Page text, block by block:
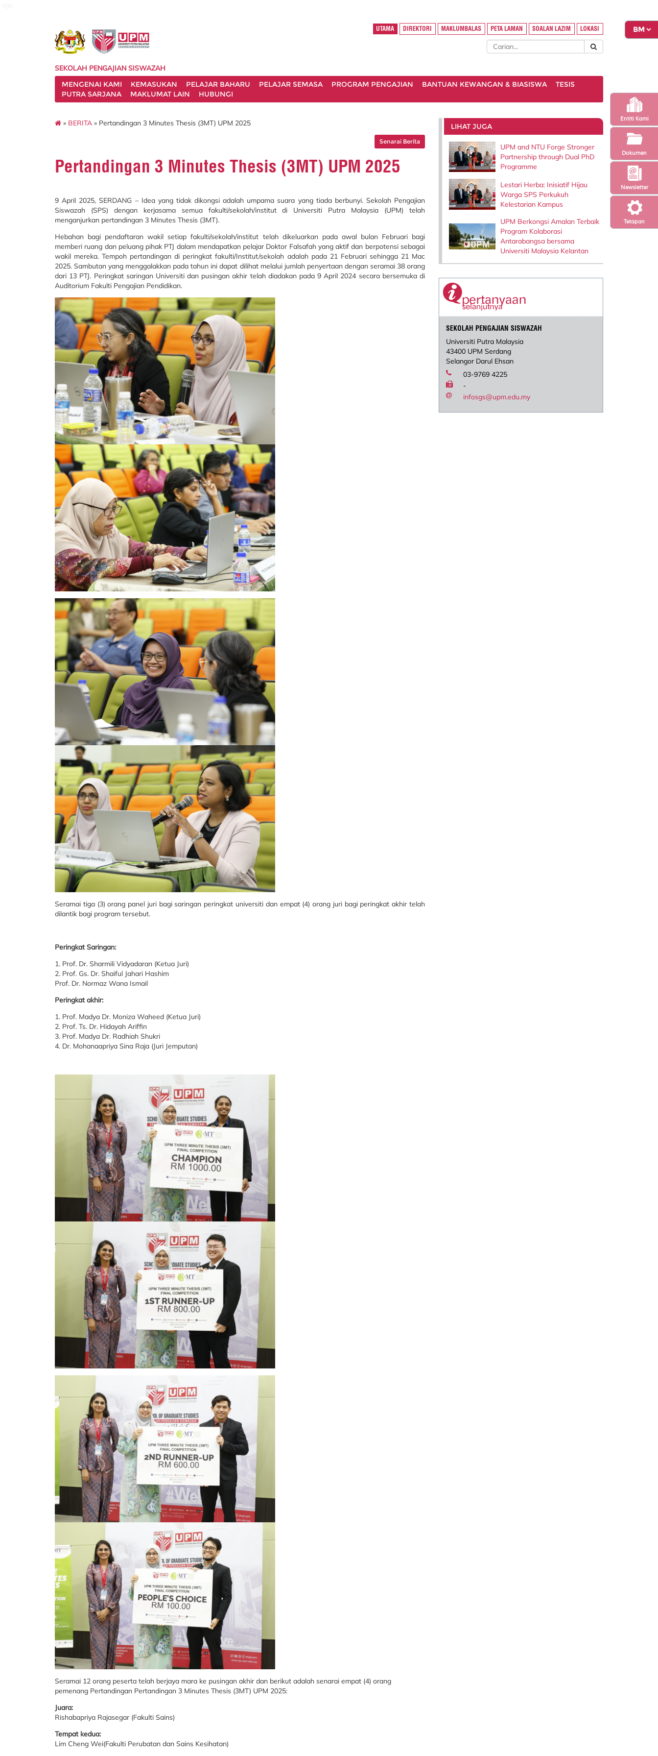
Tetapan
Newsletter
Entiti Kami
Dokumen
UTAMA DIREKTORI MAKLUMBALAS PETA LAMAN SOALAN LAZIM LOKASI
SEKOLAH PENGAJIAN SISWAZAH
MENGENAI KAMI
KEMASUKAN PELAJAR BAHARU PELAJAR SEMASA PROGRAM PENGAJIAN BANTUAN KEWANGAN & BIASISWA
TESIS
PUTRA SARJANA
MAKLUMAT LAIN HUBUNGI
» BERITA » Pertandingan 3 Minutes Thesis (3MT) UPM 2025
Senarai Berita
Pertandingan 3 Minutes Thesis (3MT) UPM 2025
9 April 2025, SERDANG – Idea yang tidak dikongsi adalah umpama suara yang tiada berbunyi. Sekolah Pengajian
Siswazah (SPS) dengan kerjasama semua fakulti/sekolah/institut di Universiti Putra Malaysia (UPM) telah
menganjurkan pertandingan 3 Minutes Thesis (3MT).
Hebahan bagi pendaftaran wakil setiap fakulti/sekolah/institut telah dikeluarkan pada awal bulan Februari bagi
memberi ruang dan peluang pihak PTJ dalam mendapatkan pelajar Doktor Falsafah yang aktif dan berpotensi sebagai
wakil mereka. Tempoh pertandingan di peringkat fakulti/Institut/sekolah adalah pada 21 Februari sehingga 21 Mac
2025. Sambutan yang menggalakkan pada tahun ini dapat dilihat melalui jumlah penyertaan dengan seramai 38 orang
dari 13 PTJ. Peringkat saringan Universiti dan pusingan akhir telah diadakan pada 9 April 2024 secara bersemuka di
Auditorium Fakulti Pengajian Pendidikan.
Seramai tiga (3) orang panel juri bagi saringan peringkat universiti dan empat (4) orang juri bagi peringkat akhir telah
dilantik bagi program tersebut.
Peringkat Saringan:
1. Prof. Dr. Sharmili Vidyadaran (Ketua Juri)
2. Prof. Gs. Dr. Shaiful Jahari Hashim
Prof. Dr. Normaz Wana Ismail
Peringkat akhir:
1. Prof. Madya Dr. Moniza Waheed (Ketua Juri)
2. Prof. Ts. Dr. Hidayah Ariffin
3. Prof. Madya Dr. Radhiah Shukri
4. Dr. Mohanaapriya Sina Raja (Juri Jemputan)
Seramai 12 orang peserta telah berjaya mara ke pusingan akhir dan berikut adalah senarai empat (4) orang
pemenang Pertandingan Pertandingan 3 Minutes Thesis (3MT) UPM 2025:
Juara:
Rishabapriya Rajasegar (Fakulti Sains)
Tempat kedua:
Lim Cheng Wei(Fakulti Perubatan dan Sains Kesihatan)
LIHAT JUGA
UPM and NTU Forge Stronger
Partnership through Dual PhD
Programme
Lestari Herba: Inisiatif Hijau
Warga SPS Perkukuh
Kelestarian Kampus
UPM Berkongsi Amalan Terbaik
Program Kolaborasi
Antarabangsa bersama
Universiti Malaysia Kelantan
SEKOLAH PENGAJIAN SISWAZAH
Universiti Putra Malaysia
43400 UPM Serdang
Selangor Darul Ehsan
03-9769 4225
-
infosgs@upm.edu.my